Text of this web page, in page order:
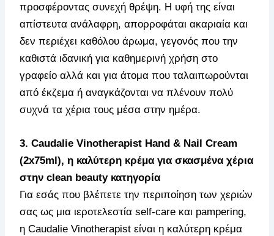
προσφέροντας συνεχή θρέψη. Η υφή της είναι
απίστευτα ανάλαφρη, απορροφάται ακαριαία και
δεν περιέχει καθόλου άρωμα, γεγονός που την
καθιστά ιδανική για καθημερινή χρήση στο
γραφείο αλλά και για άτομα που ταλαιπωρούνται
από έκζεμα ή αναγκάζονται να πλένουν πολύ
συχνά τα χέρια τους μέσα στην ημέρα.
3. Caudalie Vinotherapist Hand & Nail Cream
(2x75ml), η καλύτερη κρέμα για σκασμένα χέρια
στην clean beauty κατηγορία
Για εσάς που βλέπετε την περιποίηση των χεριών
σας ως μια ιεροτελεστία self-care και pampering,
η Caudalie Vinotherapist είναι η καλύτερη κρέμα